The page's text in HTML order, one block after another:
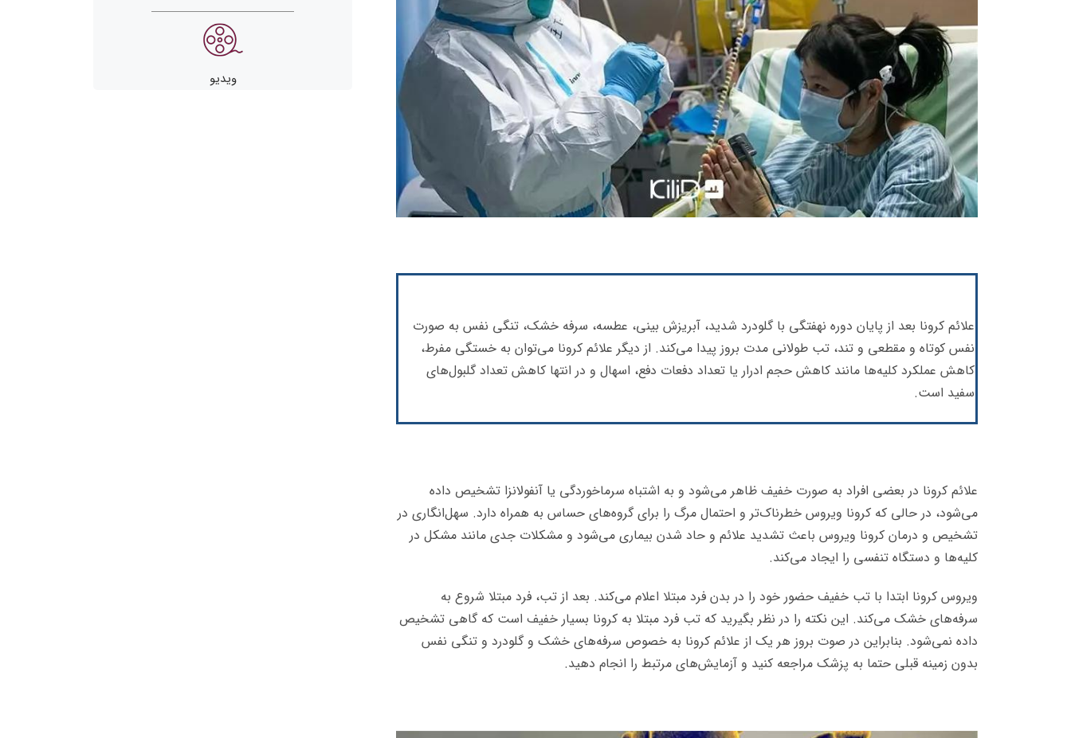
علائم کرونا بعد از پایان دوره نهفتگی با گلودرد شدید، آبریزش بینی، عطسه، سرفه خشک، تنگی نفس به صورت
نفس کوتاه و مقطعی و تند، تب طولانی مدت بروز پیدا می‌کند. از دیگر علائم کرونا می‌توان به خستگی مفرط،
کاهش عملکرد کلیه‌ها مانند کاهش حجم ادرار یا تعداد دفعات دفع، اسهال و در انتها کاهش تعداد گلبول‌های
سفید است.
علائم کرونا در بعضی افراد به صورت خفیف ظاهر می‌شود و به اشتباه سرماخوردگی یا آنفولانزا تشخیص داده
می‌شود، در حالی که کرونا ویروس خطرناک‌تر و احتمال مرگ را برای گروه‌های حساس به همراه دارد. سهل‌انگاری در
تشخیص و درمان کرونا ویروس باعث تشدید علائم و حاد شدن بیماری می‌شود و مشکلات جدی مانند مشکل در
کلیه‌ها و دستگاه تنفسی را ایجاد می‌کند.
ویروس کرونا ابتدا با تب خفیف حضور خود را در بدن فرد مبتلا اعلام می‌کند. بعد از تب، فرد مبتلا شروع به
سرفه‌های خشک می‌کند. این نکته را در نظر بگیرید که تب فرد مبتلا به کرونا بسیار خفیف است که گاهی تشخیص
داده نمی‌شود. بنابراین در صوت بروز هر یک از علائم کرونا به خصوص سرفه‌های خشک و گلودرد و تنگی نفس
بدون زمینه قبلی حتما به پزشک مراجعه کنید و آزمایش‌های مرتبط را انجام دهید.
ویدیو